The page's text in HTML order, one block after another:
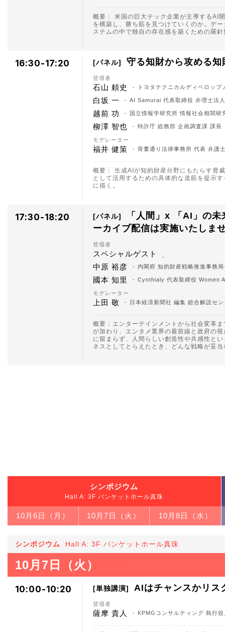
概要： 米国の巨大テック企業が主導するAI
を構築し、勝ち筋を見つけていくのか。デ
ステムの中で独自の存在感を築くための羅
16:30-17:20 パネル 守る知財から攻める
登壇者
石山 頼史 トヨタテクニカルディベロッ
白坂 一 AI Samurai 代表取締役 弁理士法
越前 功 国立情報学研究所 情報社会相関
柳澤 智也 特許庁 総務部 企画調査課 課長
モデレーター
福井 健策 骨董通り法律事務所 代表 弁護
概要： 生成AIが知的財産分野にもたらす脅
として活用するための具体的な道筋を提示
に描く。
17:30-18:20 パネル
「人間」x 「AI」の
ーカイブ配信は実施いたしま
登壇者
スペシャルゲスト
中原 裕彦
内閣府 知的財産戦略推進事務局
國本 知里 Cynthialy 代表取締役 Women
モデレーター
上田 敬 日本経済新聞社 編集 総合解説セ
概要：エンターテインメントから社会変革
が加わり、エンタメ業界の最前線と政府の
に留まらず、人間らしい創造性や共感性と
ネスとしてとらえたとき、どんな戦略が妥
シンポジウム
Hall A: 3F バンケットホール真珠
10月6日（月） 10月7日（火） 10月8日（水）
シンポジウム Hall A: 3F バンケットホール真珠
10月7日（火）
10:00-10:20 単独講演 AIはチャンスかリス
登壇者
薩摩 貴人 KPMGコンサルティング 執行